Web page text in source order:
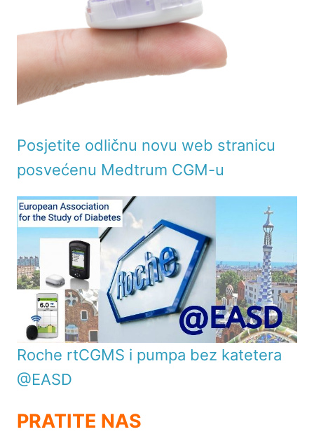
Posjetite odličnu novu web stranicu
posvećenu Medtrum CGM-u
Roche rtCGMS i pumpa bez katetera
@EASD
PRATITE NAS